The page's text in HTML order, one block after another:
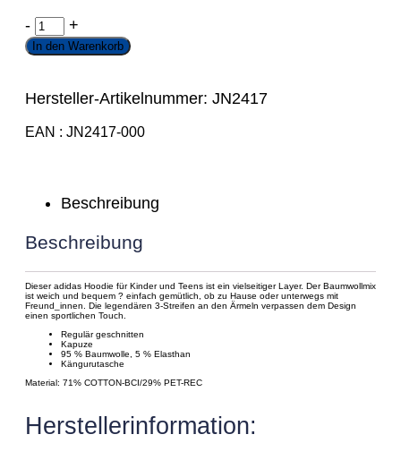
-
+
In den Warenkorb
Hersteller-Artikelnummer: JN2417
EAN JN2417-000
Beschreibung
Beschreibung
Dieser adidas Hoodie für Kinder und Teens ist ein vielseitiger Layer. Der Baumwollmix
ist weich und bequem ? einfach gemütlich, ob zu Hause oder unterwegs mit
Freund_innen. Die legendären 3-Streifen an den Ärmeln verpassen dem Design
einen sportlichen Touch.
Regulär geschnitten
Kapuze
95 % Baumwolle, 5 % Elasthan
Kängurutasche
Material: 71% COTTON-BCI/29% PET-REC
Herstellerinformation: